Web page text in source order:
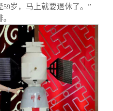
59岁，马上就要退休了。”